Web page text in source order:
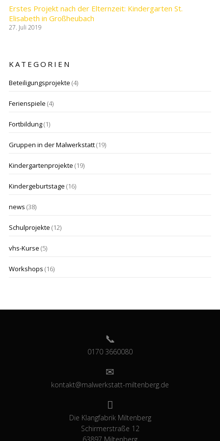
Erstes Projekt nach der Elternzeit: Kindergarten St.
Elisabeth in Großheubach
27. Juli 2019
KATEGORIEN
Beteiligungsprojekte (4)
Ferienspiele (4)
Fortbildung(1)
Gruppen in der Malwerkstatt(19)
Kindergartenprojekte (19)
Kindergeburtstage (16)
news (38)
Schulprojekte (12)
vhs-Kurse (5)
Workshops (16)
0170 3660080
kontakt@malwerkstatt-miltenberg.de
Die Klangfabrik Miltenberg
Schirmerstraße 12